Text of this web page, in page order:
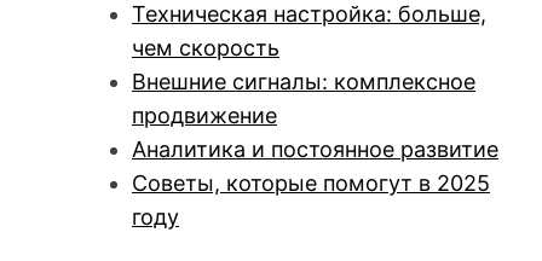
Техническая настройка: больше,
чем скорость
Внешние сигналы: комплексное
продвижение
Аналитика и постоянное развитие
Советы, которые помогут в 2025
году